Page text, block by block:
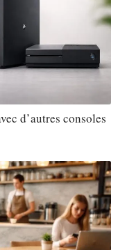
d’autres consoles